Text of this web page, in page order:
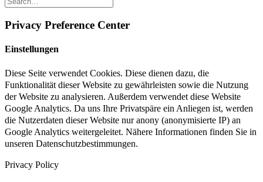
Privacy Preference Center
Einstellungen
Diese Seite verwendet Cookies. Diese dienen dazu, die
Funktionalität dieser Website zu gewährleisten sowie die Nutzung
der Website zu analysieren. Außerdem verwendet diese Website
Google Analytics. Da uns Ihre Privatspäre ein Anliegen ist, werden
die Nutzerdaten dieser Website nur anony (anonymisierte IP) an
Google Analytics weitergeleitet. Nähere Informationen finden Sie in
unseren Datenschutzbestimmungen.
Privacy Policy